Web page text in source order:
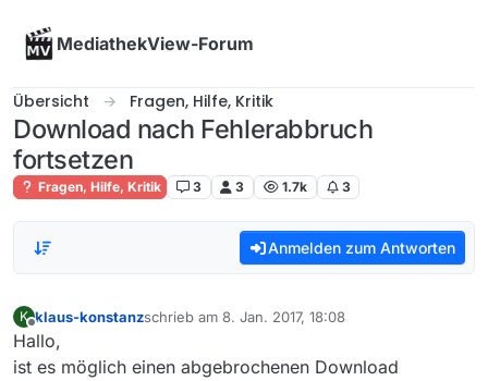
MediathekView-Forum
Übersicht Fragen, Hilfe, Kritik
Download nach Fehlerabbruch
fortsetzen
Fragen, Hilfe, Kritik 3 3 1.7k 3
Anmelden zum Antworten
K
Offline
klaus-konstanzschrieb am 8. Jan. 2017, 18:08
zuletzt editiert von
Hallo,
ist es möglich einen abgebrochenen Download